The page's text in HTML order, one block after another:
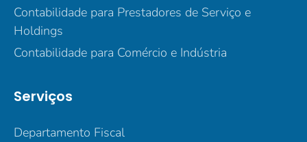
Contabilidade para Prestadores de Serviço e
Holdings
Contabilidade para Comércio e Indústria
Serviços
Departamento Fiscal